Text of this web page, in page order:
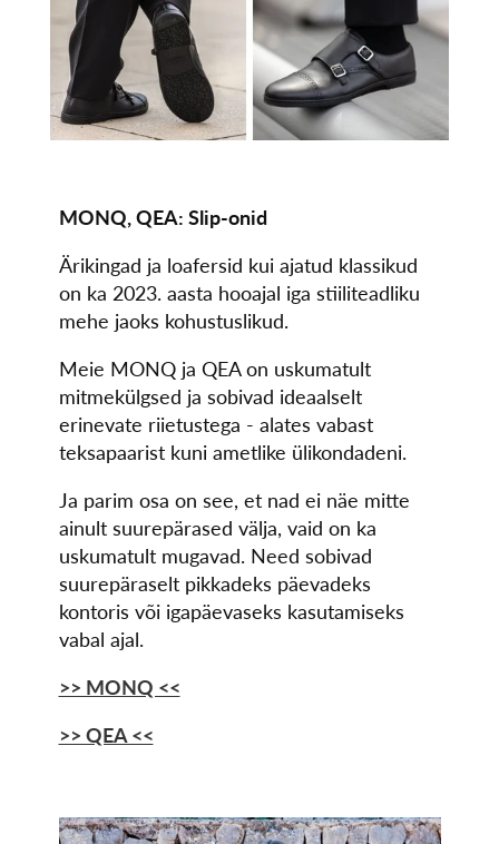
MONQ, QEA: Slip-onid
Ärikingad ja loafersid kui ajatud klassikud
on ka 2023. aasta hooajal iga stiiliteadliku
mehe jaoks kohustuslikud.
Meie MONQ ja QEA on uskumatult
mitmekülgsed ja sobivad ideaalselt
erinevate riietustega - alates vabast
teksapaarist kuni ametlike ülikondadeni.
Ja parim osa on see, et nad ei näe mitte
ainult suurepärased välja, vaid on ka
uskumatult mugavad. Need sobivad
suurepäraselt pikkadeks päevadeks
kontoris või igapäevaseks kasutamiseks
vabal ajal.
>> MONQ <<
>> QEA <<